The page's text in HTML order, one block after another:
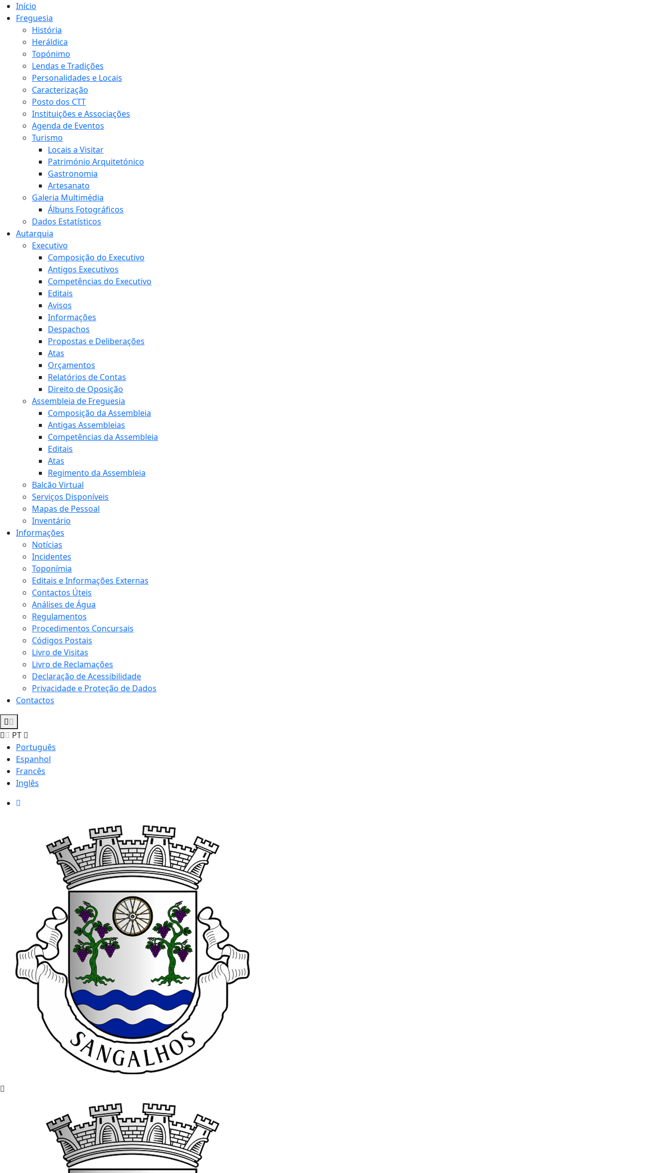
Início
Freguesia
História
Heráldica
Topónimo
Lendas e Tradições
Personalidades e Locais
Caracterização
Posto dos CTT
Instituições e Associações
Agenda de Eventos
Turismo
Locais a Visitar
Património Arquitetónico
Gastronomia
Artesanato
Galeria Multimédia
Álbuns Fotográficos
Dados Estatísticos
Autarquia
Executivo
Composição do Executivo
Antigos Executivos
Competências do Executivo
Editais
Avisos
Informações
Despachos
Propostas e Deliberações
Atas
Orçamentos
Relatórios de Contas
Direito de Oposição
Assembleia de Freguesia
Composição da Assembleia
Antigas Assembleias
Competências da Assembleia
Editais
Atas
Regimento da Assembleia
Balcão Virtual
Serviços Disponíveis
Mapas de Pessoal
Inventário
Informações
Notícias
Incidentes
Toponímia
Editais e Informações Externas
Contactos Úteis
Análises de Água
Regulamentos
Procedimentos Concursais
Códigos Postais
Livro de Visitas
Livro de Reclamações
Declaração de Acessibilidade
Privacidade e Proteção de Dados
Contactos
PT
Português
Espanhol
Francês
Inglês